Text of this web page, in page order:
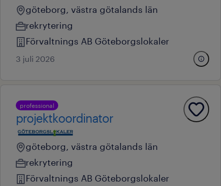
göteborg, västra götalands län
rekrytering
Förvaltnings AB Göteborgslokaler
3 juli 2026
professional
projektkoordinator
göteborg, västra götalands län
rekrytering
Förvaltnings AB Göteborgslokaler